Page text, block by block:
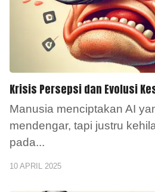
Krisis Persepsi dan Evolusi
Manusia menciptakan AI
mendengar, tapi justru
pada...
10 APRIL 2025